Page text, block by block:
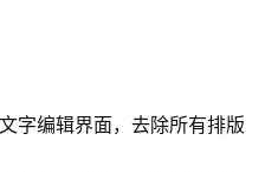
字编辑界面，去除所有排版